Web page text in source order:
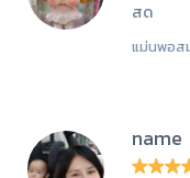
สด
แม่นพอส
name